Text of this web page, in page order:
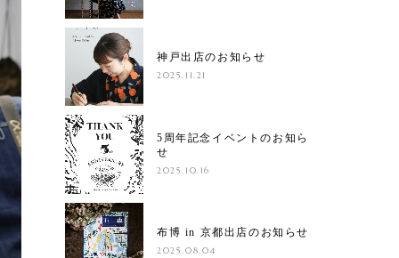
神戸出店のお知らせ
2025.11.21
5周年記念イベントのお知ら
せ
2025.10.16
布博 in 京都出店のお知らせ
2025.08.04